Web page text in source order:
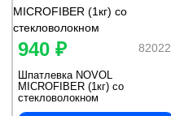
82022
940 ₽
Шпатлевка NOVOL
MICROFIBER (1кг) со
стекловолокном